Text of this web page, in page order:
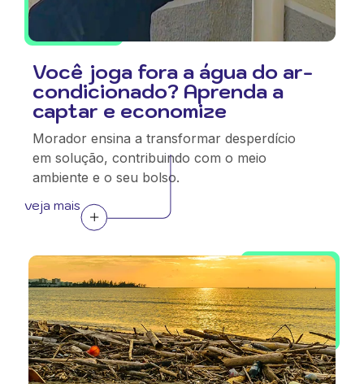
Você joga fora a água do ar-
condicionado? Aprenda a
captar e economize
Morador ensina a transformar desperdício
em solução, contribuindo com o meio
ambiente e o seu bolso.
veja mais